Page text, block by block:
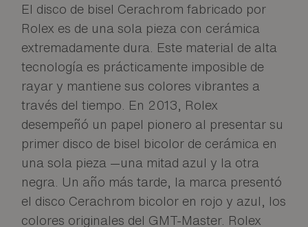
El disco de bisel Cerachrom fabricado por
Rolex es de una sola pieza con cerámica
extremadamente dura. Este material de alta
tecnología es prácticamente imposible de
rayar y mantiene sus colores vibrantes a
través del tiempo. En 2013, Rolex
desempeñó un papel pionero al presentar su
primer disco de bisel bicolor de cerámica en
una sola pieza —una mitad azul y la otra
negra. Un año más tarde, la marca presentó
el disco Cerachrom bicolor en rojo y azul, los
colores originales del GMT-Master. Rolex